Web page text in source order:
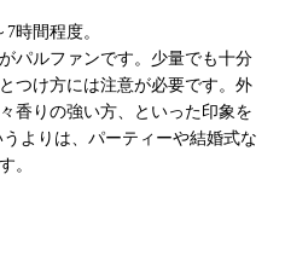
時間程度。
パルファンです。少量でも十分
つけ方には注意が必要です。外
香りの強い方、といった印象を
よりは、パーティーや結婚式な
。